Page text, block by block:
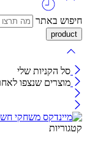
חיפוש באתר
סל הקניות שלי
מוצרים שנצפו
קטגוריות